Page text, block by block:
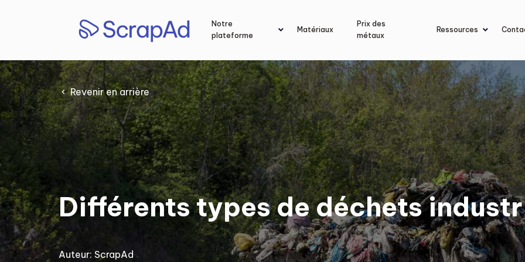
Notre
plateforme
Matériaux
Prix des
métaux
Ressources
Revenir en arrière
Différents types de déchets
Auteur: ScrapAd